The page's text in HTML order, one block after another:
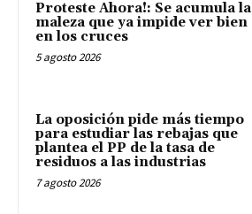
Proteste Ahora!: Se acumula la
maleza que ya impide ver bien
en los cruces
5 agosto 2026
La oposición pide más tiempo
para estudiar las rebajas que
plantea el PP de la tasa de
residuos a las industrias
7 agosto 2026